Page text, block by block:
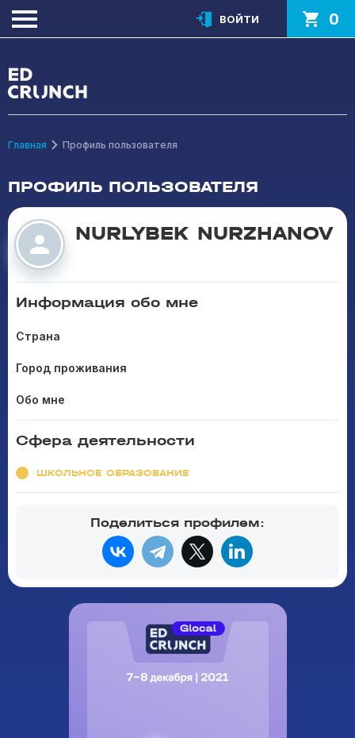
ВОЙТИ 0
Главная Профиль пользователя
ПРОФИЛЬ ПОЛЬЗОВАТЕЛЯ
NURLYBEK NURZHANOV
Информация обо мне
Страна
Город проживания
Обо мне
Сфера деятельности
ШКОЛЬНОЕ ОБРАЗОВАНИЕ
Поделиться профилем: